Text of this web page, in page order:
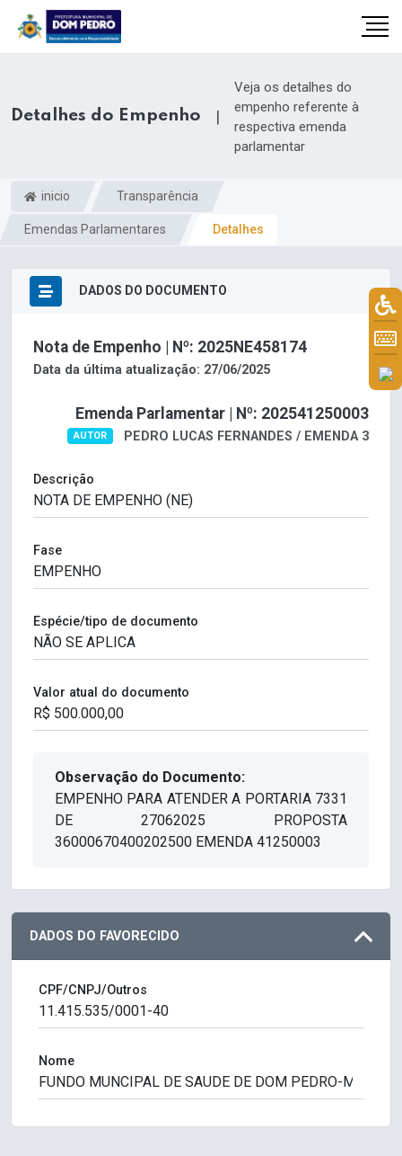
Detalhes do Empenho |
Veja os detalhes do
empenho referente à
respectiva emenda
parlamentar
inicio Transparência
Emendas Parlamentares Detalhes
DADOS DO DOCUMENTO
Nota de Empenho | Nº: 2025NE458174
Data da última atualização: 27/06/2025
Emenda Parlamentar | Nº: 202541250003
AUTOR PEDRO LUCAS FERNANDES / EMENDA 3
Descrição
Fase
Espécie/tipo de documento
Valor atual do documento
Observação do Documento:
EMPENHO PARA ATENDER A PORTARIA 7331
DE 27062025 PROPOSTA
36000670400202500 EMENDA 41250003
DADOS DO FAVORECIDO
CPF/CNPJ/Outros
Nome